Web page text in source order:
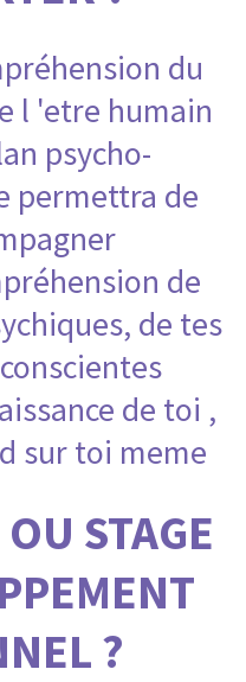
du
l 'etre humain
psycho-
permettra de
de
de tes
de toi ,
sur toi meme
STAGE
?